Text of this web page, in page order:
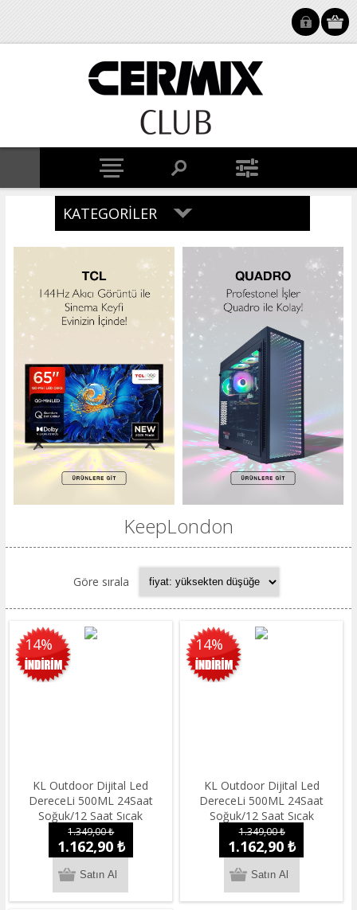
KATEGORILER
KeepLondon
Göre sırala
14%
KL Outdoor Dijital Led
DereceLi 500ML 24Saat
Soğuk/12 Saat Sıcak
Paslanmaz Çelik Termos
Black
1.349,00 ₺
1.162,90 ₺
14%
KL Outdoor Dijital Led
DereceLi 500ML 24Saat
Soğuk/12 Saat Sıcak
Paslanmaz Çelik Termos
Metalik Gri
1.349,00 ₺
1.162,90 ₺